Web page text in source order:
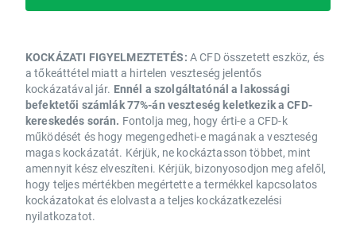
KOCKÁZATI FIGYELMEZTETÉS: A CFD összetett eszköz, és
a tőkeáttétel miatt a hirtelen veszteség jelentős
kockázatával jár. Ennél a szolgáltatónál a lakossági
befektetői számlák 77%-án veszteség keletkezik a CFD-
kereskedés során. Fontolja meg, hogy érti-e a CFD-k
működését és hogy megengedheti-e magának a veszteség
magas kockázatát. Kérjük, ne kockáztasson többet, mint
amennyit kész elveszíteni. Kérjük, bizonyosodjon meg afelől,
hogy teljes mértékben megértette a termékkel kapcsolatos
kockázatokat és elolvasta a teljes kockázatkezelési
nyilatkozatot.